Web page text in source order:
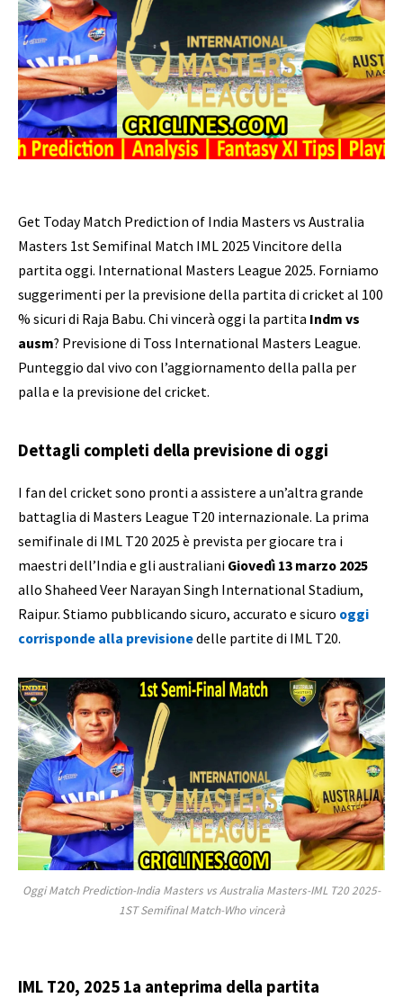
Get Today Match Prediction of India Masters vs Australia
Masters 1st Semifinal Match IML 2025 Vincitore della
partita oggi. International Masters League 2025. Forniamo
suggerimenti per la previsione della partita di cricket al 100
% sicuri di Raja Babu. Chi vincerà oggi la partita Indm vs
ausm? Previsione di Toss International Masters League.
Punteggio dal vivo con l’aggiornamento della palla per
palla e la previsione del cricket.
Dettagli completi della previsione di oggi
I fan del cricket sono pronti a assistere a un’altra grande
battaglia di Masters League T20 internazionale. La prima
semifinale di IML T20 2025 è prevista per giocare tra i
maestri dell’India e gli australiani Giovedì 13 marzo 2025
allo Shaheed Veer Narayan Singh International Stadium,
Raipur. Stiamo pubblicando sicuro, accurato e sicuro oggi
corrisponde alla previsionedelle partite di IML T20.
Oggi Match Prediction-India Masters vs Australia Masters-IML T20 2025-
1ST Semifinal Match-Who vincerà
IML T20, 2025 1a anteprima della partita